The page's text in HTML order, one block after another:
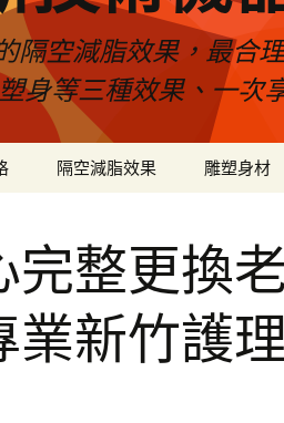
隔空減脂效果，最合
身等三種效果、一次
隔空減脂效果 雕塑身材
完整更換
業新竹護